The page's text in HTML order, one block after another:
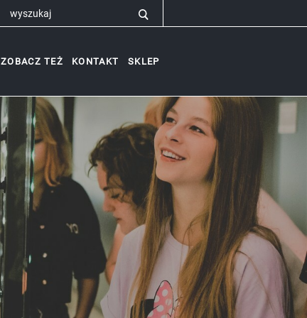
ZOBACZ TEŻ KONTAKT SKLEP